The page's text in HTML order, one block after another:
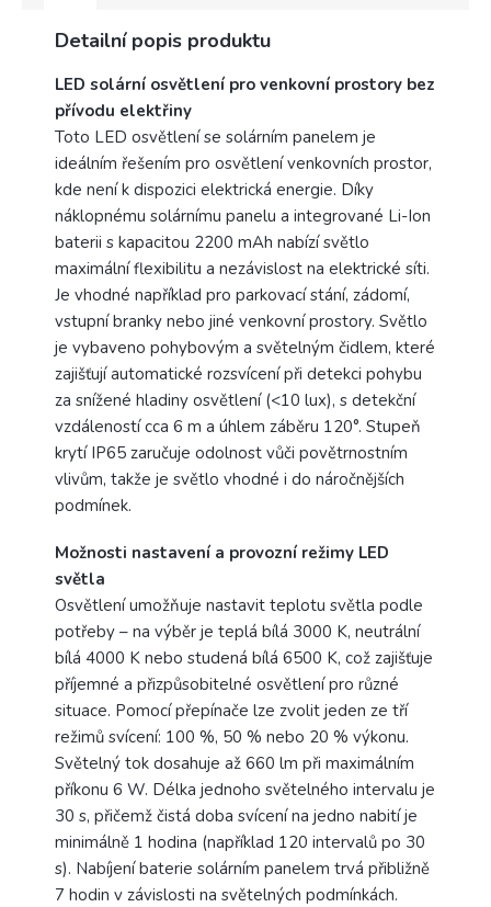
Detailní popis produktu
LED solární osvětlení pro venkovní prostory bez
přívodu elektřiny
Toto LED osvětlení se solárním panelem je
ideálním řešením pro osvětlení venkovních prostor,
kde není k dispozici elektrická energie. Díky
náklopnému solárnímu panelu a integrované Li-Ion
baterii s kapacitou 2200 mAh nabízí světlo
maximální flexibilitu a nezávislost na elektrické síti.
Je vhodné například pro parkovací stání, zádomí,
vstupní branky nebo jiné venkovní prostory. Světlo
je vybaveno pohybovým a světelným čidlem, které
zajišťují automatické rozsvícení při detekci pohybu
za snížené hladiny osvětlení (<10 lux), s detekční
vzdáleností cca 6 m a úhlem záběru 120°. Stupeň
krytí IP65 zaručuje odolnost vůči povětrnostním
vlivům, takže je světlo vhodné i do náročnějších
podmínek.
Možnosti nastavení a provozní režimy LED
světla
Osvětlení umožňuje nastavit teplotu světla podle
potřeby – na výběr je teplá bílá 3000 K, neutrální
bílá 4000 K nebo studená bílá 6500 K, což zajišťuje
příjemné a přizpůsobitelné osvětlení pro různé
situace. Pomocí přepínače lze zvolit jeden ze tří
režimů svícení: 100 %, 50 % nebo 20 % výkonu.
Světelný tok dosahuje až 660 lm při maximálním
příkonu 6 W. Délka jednoho světelného intervalu je
30 s, přičemž čistá doba svícení na jedno nabití je
minimálně 1 hodina (například 120 intervalů po 30
s). Nabíjení baterie solárním panelem trvá přibližně
7 hodin v závislosti na světelných podmínkách.